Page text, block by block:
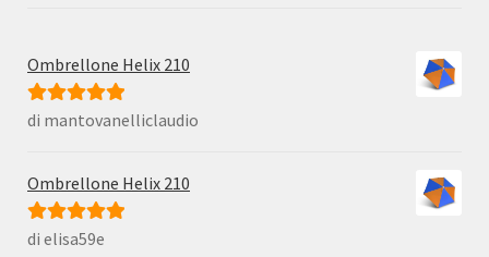
Ombrellone Helix 210
Valutato5su
di mantovanelliclaudio
Ombrellone Helix 210
Valutato5su
di elisa59e